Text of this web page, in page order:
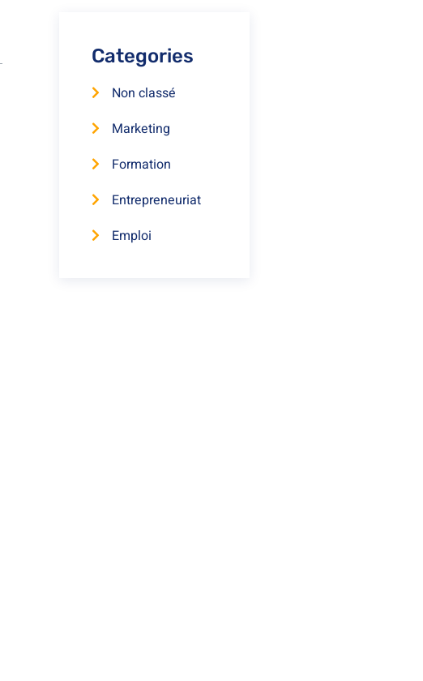
Categories
Non classé
Marketing
Formation
Entrepreneuriat
Emploi